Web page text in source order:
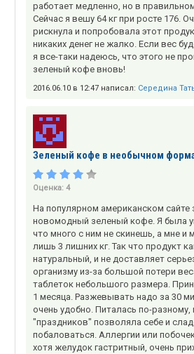
работает медленно, но в
Сейчас я вешу 64 кг при росте 176.
рискнула и попробовала этот
никаких денег не жалко. Если вес
я все-таки надеюсь, что этого не
зеленый кофе вновь!
2016.06.10 в 12:47 написал: Середина
Зеленый кофе в необычном
Оценка: 4
На популярном американском сайте
новомодный зеленый кофе. Я была
что много с ним не скинешь, а мне и
лишь 3 лишних кг. Так что продукт
натуральный, и не доставляет
организму из-за большой потери
таблеток небольшого размера.
1 месяца. Разжевывать надо за 30
очень удобно. Питалась по-
"праздников" позволяла себе и
побаловаться. Аллергии или
хотя желудок гастритный, очень